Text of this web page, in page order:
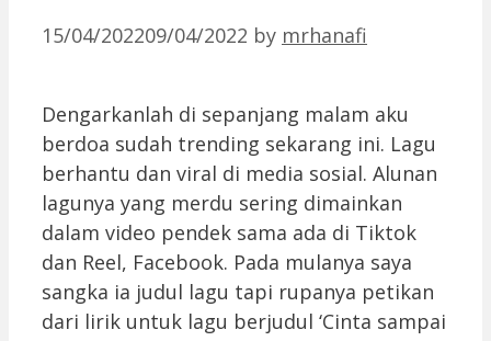
15/04/202209/04/2022 by mrhanafi
Dengarkanlah di sepanjang malam aku
berdoa sudah trending sekarang ini. Lagu
berhantu dan viral di media sosial. Alunan
lagunya yang merdu sering dimainkan
dalam video pendek sama ada di Tiktok
dan Reel, Facebook. Pada mulanya saya
sangka ia judul lagu tapi rupanya petikan
dari lirik untuk lagu berjudul ‘Cinta sampai